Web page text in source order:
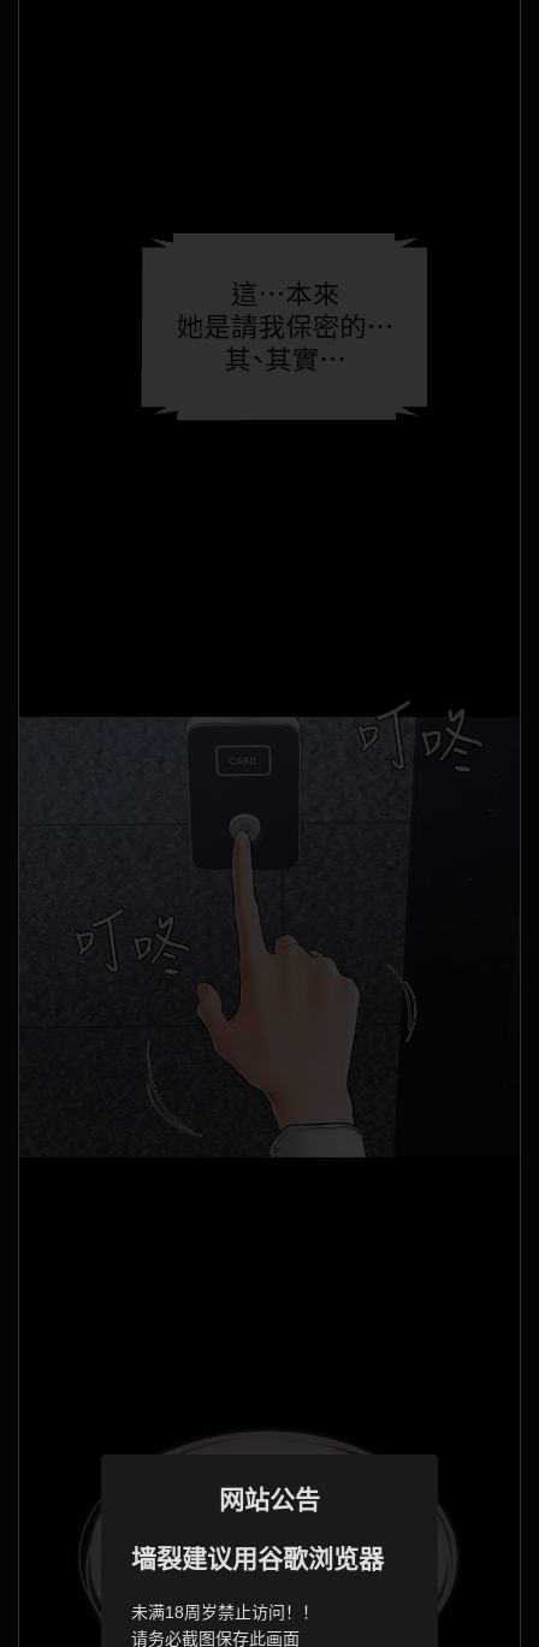
网站公告
墙裂建议用谷歌浏览器
未满18周岁禁止访问！！
请务必截图保存此画面